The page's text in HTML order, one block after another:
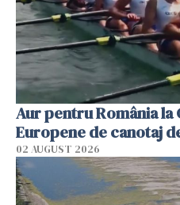
Aur pentru România la
Europene de canotaj
02 AUGUST 2026